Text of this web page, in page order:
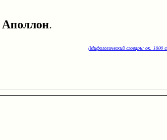
Аполлон.
(Мифологический словарь: ок.